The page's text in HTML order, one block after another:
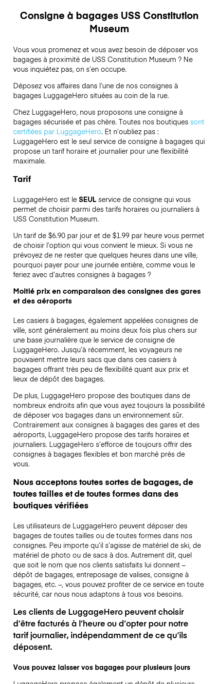
Consigne à bagages USS Constitution
Museum
Vous vous promenez et vous avez besoin de déposer vos
bagages à proximité de USS Constitution Museum ? Ne
vous inquiétez pas, on s’en occupe.
Déposez vos affaires dans l’une de nos consignes à
bagages LuggageHero situées au coin de la rue.
Chez LuggageHero, nous proposons une consigne à
bagages sécurisée et pas chère. Toutes nos boutiques sont
certifiées par LuggageHero. Et n’oubliez pas :
LuggageHero est le seul service de consigne à bagages qui
propose un tarif horaire et journalier pour une flexibilité
maximale.
Tarif
LuggageHero est le SEULservice de consigne qui vous
permet de choisir parmi des tarifs horaires ou journaliers à
USS Constitution Museum.
Un tarif de $6.90 par jour et de $1.99 par heure vous permet
de choisir l’option qui vous convient le mieux. Si vous ne
prévoyez de ne rester que quelques heures dans une ville,
pourquoi payer pour une journée entière, comme vous le
feriez avec d’autres consignes à bagages ?
Moitié prix en comparaison des consignes des gares
et des aéroports
Les casiers à bagages, également appelées consignes de
ville, sont généralement au moins deux fois plus chers sur
une base journalière que le service de consigne de
LuggageHero. Jusqu’à récemment, les voyageurs ne
pouvaient mettre leurs sacs que dans ces casiers à
bagages offrant très peu de flexibilité quant aux prix et
lieux de dépôt des bagages.
De plus, LuggageHero propose des boutiques dans de
nombreux endroits afin que vous ayez toujours la possibilité
de déposer vos bagages dans un environnement sûr.
Contrairement aux consignes à bagages des gares et des
aéroports, LuggageHero propose des tarifs horaires et
journaliers. LuggageHero s’efforce de toujours offrir des
consignes à bagages flexibles et bon marché près de
vous.
Nous acceptons toutes sortes de bagages, de
toutes tailles et de toutes formes dans des
boutiques vérifiées
Les utilisateurs de LuggageHero peuvent déposer des
bagages de toutes tailles ou de toutes formes dans nos
consignes. Peu importe qu’il s’agisse de matériel de ski, de
matériel de photo ou de sacs à dos. Autrement dit, quel
que soit le nom que nos clients satisfaits lui donnent –
dépôt de bagages, entreposage de valises, consigne à
bagages, etc. –, vous pouvez profiter de ce service en toute
sécurité, car nous nous adaptons à tous vos besoins.
Les clients de LuggageHero peuvent choisir
d’être facturés à l’heure ou d’opter pour notre
tarif journalier, indépendamment de ce qu’ils
déposent.
Vous pouvez laisser vos bagages pour plusieurs jours